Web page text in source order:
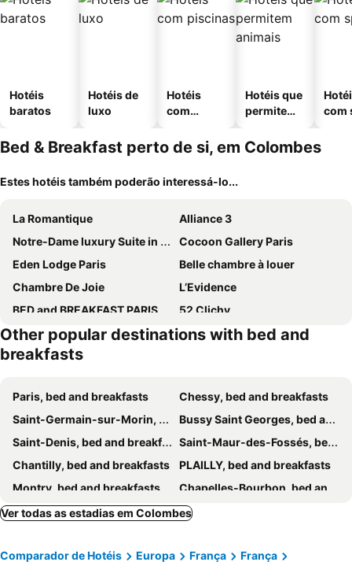
Hotéis
baratos
Hotéis de
luxo
Hotéis
com
Hotéis que
permitem
com
Bed & Breakfast perto de si, em Colombes
Estes hotéis também poderão interessá-lo...
La Romantique
Alliance 3
Notre-Dame luxury Suite in Saint-germain des prés Latin quarter
Cocoon Gallery Paris
Eden Lodge Paris
Belle chambre à louer
Chambre De Joie
L’Evidence
BED and BREAKFAST PARIS QUARTIER CHAMPS-ÉLYSÉES
52 Clichy
Villa du Square, Luxury Guest House
Cosy Apartment Near Eiffel Tour
Elegant and Comfortable Studio Jouvenet
Charming Room with shared space close to PARIS - Chambres Confort avec espaces partagés proche de PARIS
Other popular destinations with bed and
breakfasts
Paris, bed and breakfasts
Chessy, bed and breakfasts
Saint-Germain-sur-Morin, bed and breakfasts
Bussy Saint Georges, bed and breakfasts
Saint-Denis, bed and breakfasts
Saint-Maur-des-Fossés, bed and breakfasts
Chantilly, bed and breakfasts
PLAILLY, bed and breakfasts
Montry, bed and breakfasts
Chapelles-Bourbon, bed and breakfasts
Pomponne, bed and breakfasts
Les Ulis, bed and breakfasts
Fontenay-sous-Bois, bed and breakfasts
Saint-Mesmes, bed and breakfasts
Ver todas as estadias em Colombes
Comparador de Hotéis Europa França
França